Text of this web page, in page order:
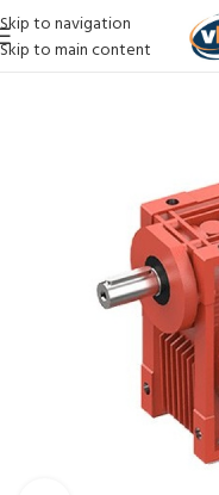
Skip to navigation
Skip to main content